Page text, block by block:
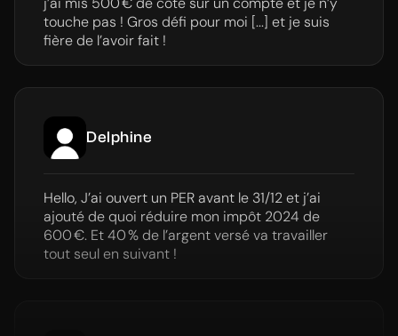
touche pas ! Gros défi pour moi [...] et je suis
fière de l’avoir fait !
ajouté de quoi réduire mon impôt 2024 de
600 €. Et 40 % de l’argent versé va travailler
tout seul en suivant !